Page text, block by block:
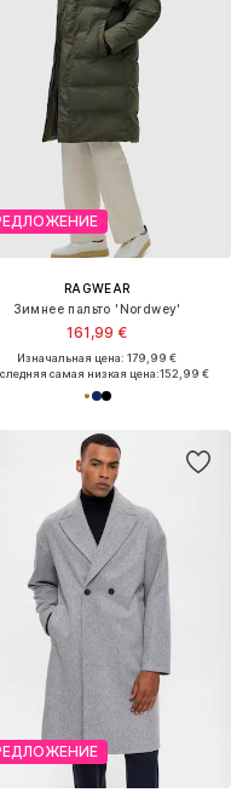
RAGWEAR
Зимнее пальто 'Nordwey'
161,99 €
Изначальная цена: 179,99 €
самая низкая цена:152,99 €